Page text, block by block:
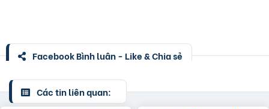
Facebook Bình luận - Like & Chia sẻ
Các tin liên quan: